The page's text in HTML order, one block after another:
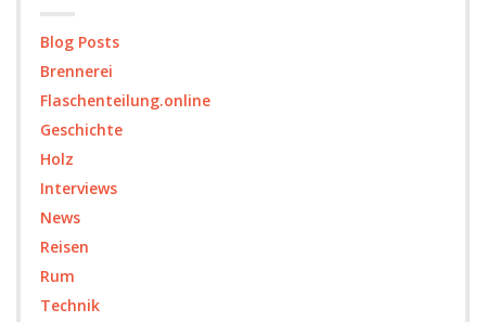
Blog Posts
Brennerei
Flaschenteilung.online
Geschichte
Holz
Interviews
News
Reisen
Rum
Technik